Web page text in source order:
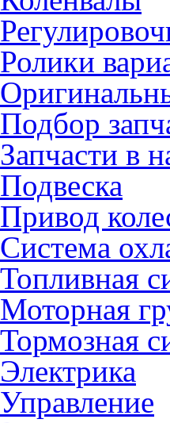
Ролики
Подбор
Запчасти в
Подвеска
Привод
Система
Топливная
Моторная
Тормозная
Электрика
Управление